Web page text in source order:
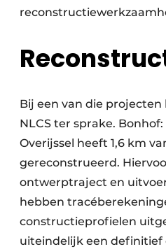
Bij een van die
NLCS ter sprake.
Overijssel heeft 1,6 km
gereconstrueerd.
ontwerptraject en
hebben
constructieprofielen
uiteindelijk een